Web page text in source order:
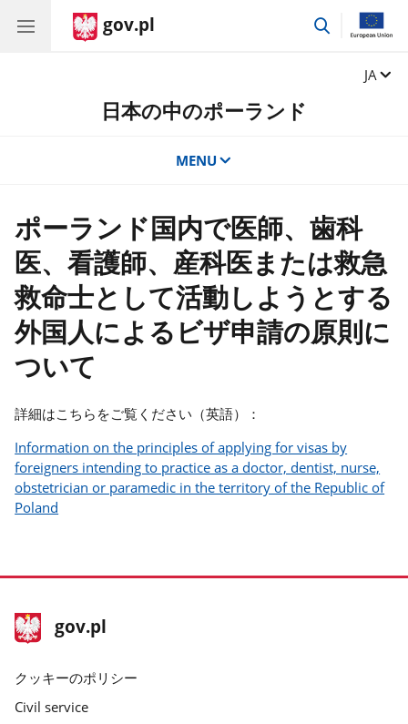
gov.pl
przejdź
Zmień
JA
日本の中のポーランド
MENU
ポーランド国内で医師、歯科
医、看護師、産科医または救急
救命士として活動しようとする
外国人によるビザ申請の原則に
ついて
詳細はこちらをご覧ください（英語）：
Information on the principles of applying for visas by
foreigners intending to practice as a doctor, dentist, nurse,
obstetrician or paramedic in the territory of the Republic of
Poland
stopka
gov.pl
ホ
ム
ペ
gov.pl
クッキーのポリシー
Civil service